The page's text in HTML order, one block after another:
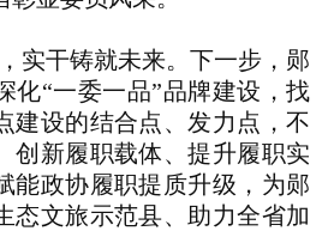
实干铸就未来。下一步，郧
化“一委一品”品牌建设，找
建设的结合点、发力点，不
创新履职载体、提升履职实
能政协履职提质升级，为郧
态文旅示范县、助力全省加